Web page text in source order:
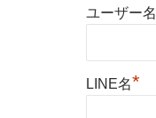
ユーザー名
LINE名*